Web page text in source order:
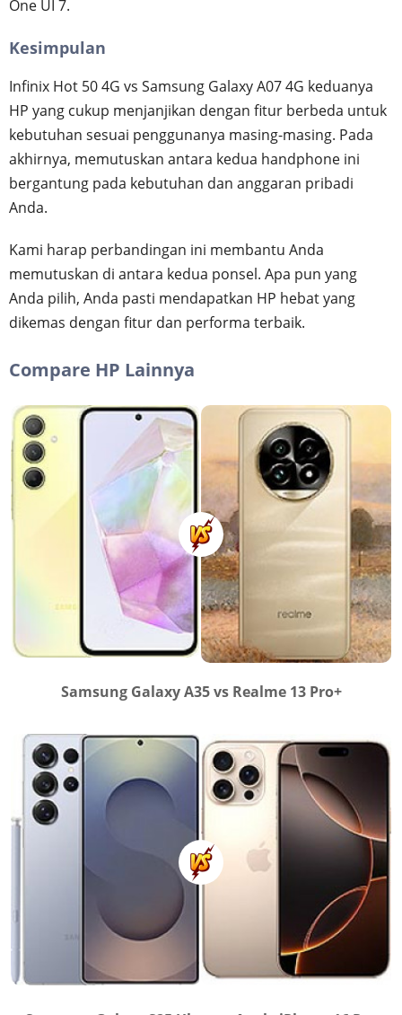
One UI 7.
Kesimpulan
Infinix Hot 50 4G vs Samsung Galaxy A07 4G keduanya
HP yang cukup menjanjikan dengan fitur berbeda untuk
kebutuhan sesuai penggunanya masing-masing. Pada
akhirnya, memutuskan antara kedua handphone ini
bergantung pada kebutuhan dan anggaran pribadi
Anda.
Kami harap perbandingan ini membantu Anda
memutuskan di antara kedua ponsel. Apa pun yang
Anda pilih, Anda pasti mendapatkan HP hebat yang
dikemas dengan fitur dan performa terbaik.
Compare HP Lainnya
Samsung Galaxy A35 vs Realme 13 Pro+